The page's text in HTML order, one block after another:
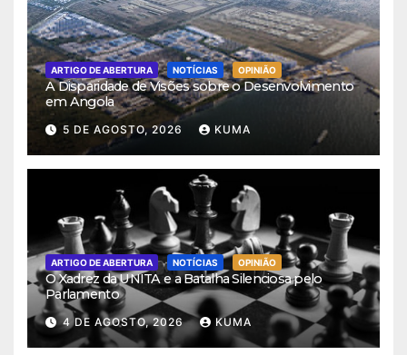
ARTIGO DE ABERTURA NOTÍCIAS OPINIÃO
A Disparidade de Visões sobre o Desenvolvimento
em Angola
5 DE AGOSTO, 2026 KUMA
ARTIGO DE ABERTURA NOTÍCIAS OPINIÃO
O Xadrez da UNITA e a Batalha Silenciosa pelo
Parlamento
4 DE AGOSTO, 2026 KUMA